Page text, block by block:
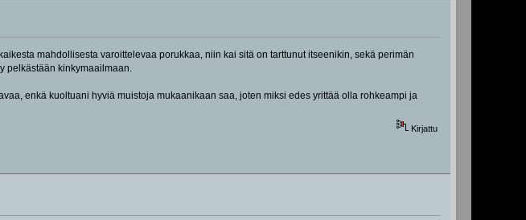
mahdollisesta varoittelevaa porukkaa, niin kai sitä on tarttunut itseenikin, sekä perimän
pelkästään kinkymaailmaan.
enkä kuoltuani hyviä muistoja mukaanikaan saa, joten miksi edes yrittää olla rohkeampi ja
Kirjattu